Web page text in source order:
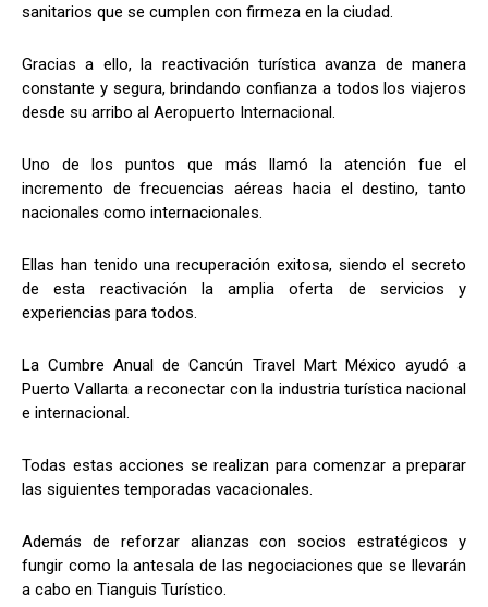
sanitarios que se cumplen con firmeza en la ciudad.
Gracias a ello, la reactivación turística avanza de manera
constante y segura, brindando confianza a todos los viajeros
desde su arribo al Aeropuerto Internacional.
Uno de los puntos que más llamó la atención fue el
incremento de frecuencias aéreas hacia el destino, tanto
nacionales como internacionales.
Ellas han tenido una recuperación exitosa, siendo el secreto
de esta reactivación la amplia oferta de servicios y
experiencias para todos.
La Cumbre Anual de Cancún Travel Mart México ayudó a
Puerto Vallarta a reconectar con la industria turística nacional
e internacional.
Todas estas acciones se realizan para comenzar a preparar
las siguientes temporadas vacacionales.
Además de reforzar alianzas con socios estratégicos y
fungir como la antesala de las negociaciones que se llevarán
a cabo en Tianguis Turístico.